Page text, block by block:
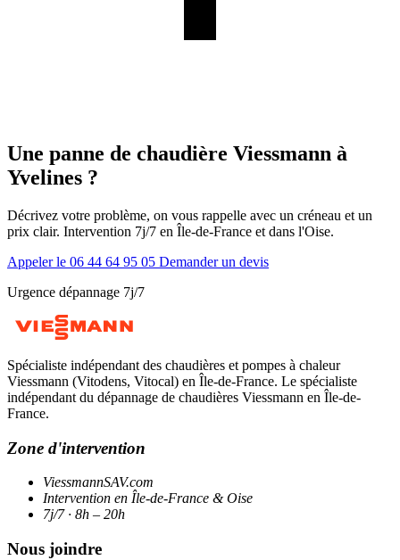
Une panne de chaudière Viessmann à
Yvelines ?
Décrivez votre problème, on vous rappelle avec un créneau et un
prix clair. Intervention 7j/7 en Île-de-France et dans l'Oise.
Appeler le 06 44 64 95 05 Demander un devis
Urgence dépannage 7j/7
Spécialiste indépendant des chaudières et pompes à chaleur
Viessmann (Vitodens, Vitocal) en Île-de-France. Le spécialiste
indépendant du dépannage de chaudières Viessmann en Île-de-
France.
Zone d'intervention
ViessmannSAV.com
Intervention en Île-de-France & Oise
7j/7 · 8h – 20h
Nous joindre